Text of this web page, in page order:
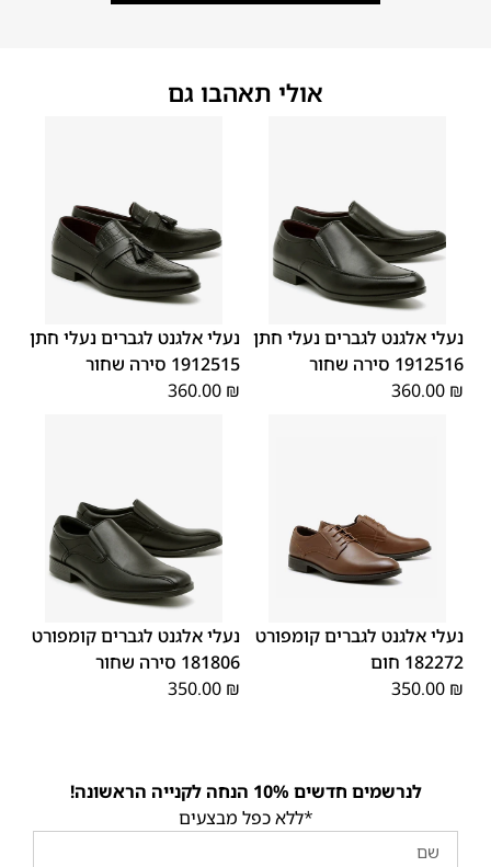
אולי תאהבו גם
40
41
42
43
44
נעלי אלגנט לגברים נעלי חתן
1912516 סירה שחור
360.00 ₪
40
41
42
43
נעלי אלגנט לגברים נעלי חתן
1912515 סירה שחור
360.00 ₪
נעלי אלגנט לגברים קומפורט
182272 חום
350.00 ₪
40
45
41
42
43
נעלי אלגנט לגברים קומפורט
181806 סירה שחור
350.00 ₪
לנרשמים חדשים 10% הנחה לקנייה הראשונה!
*ללא כפל מבצעים